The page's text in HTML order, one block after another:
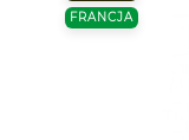
FRANCJA